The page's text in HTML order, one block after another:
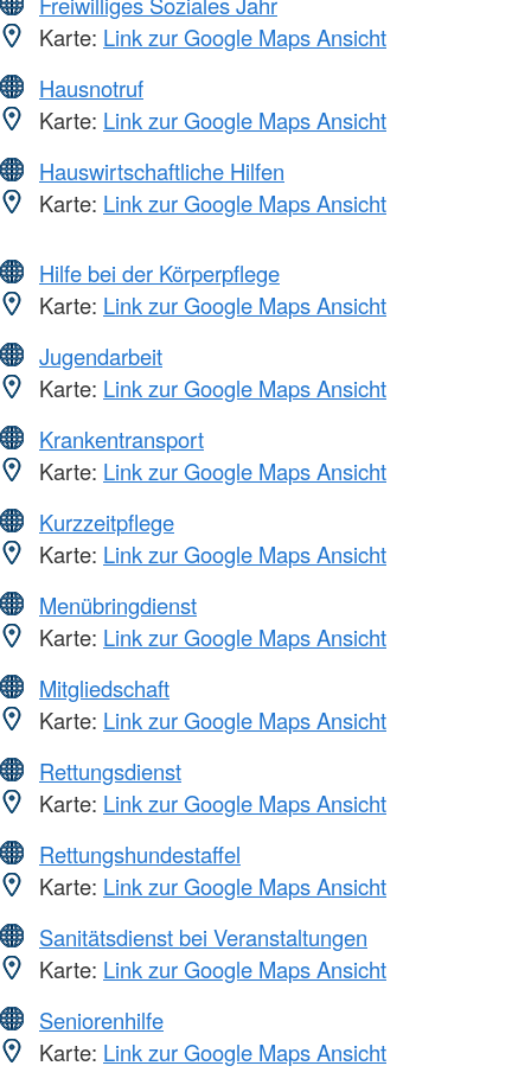
Karte: Link zur Google Maps Ansicht
Hausnotruf
Karte: Link zur Google Maps Ansicht
Hauswirtschaftliche Hilfen
Karte: Link zur Google Maps Ansicht
Hilfe bei der Körperpflege
Karte: Link zur Google Maps Ansicht
Jugendarbeit
Karte: Link zur Google Maps Ansicht
Krankentransport
Karte: Link zur Google Maps Ansicht
Kurzzeitpflege
Karte: Link zur Google Maps Ansicht
Menübringdienst
Karte: Link zur Google Maps Ansicht
Mitgliedschaft
Karte: Link zur Google Maps Ansicht
Rettungsdienst
Karte: Link zur Google Maps Ansicht
Rettungshundestaffel
Karte: Link zur Google Maps Ansicht
Sanitätsdienst bei Veranstaltungen
Karte: Link zur Google Maps Ansicht
Seniorenhilfe
Karte: Link zur Google Maps Ansicht